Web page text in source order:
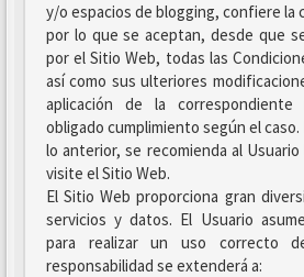
y/o espacios de blogging, confiere la
por lo que se aceptan, desde que
por el Sitio Web, todas las
así como sus ulteriores
aplicación de la correspondiente
obligado cumplimiento según el caso.
lo anterior, se recomienda al
visite el Sitio Web.
El Sitio Web proporciona gran
servicios y datos. El Usuario
para realizar un uso correcto
responsabilidad se extenderá a: